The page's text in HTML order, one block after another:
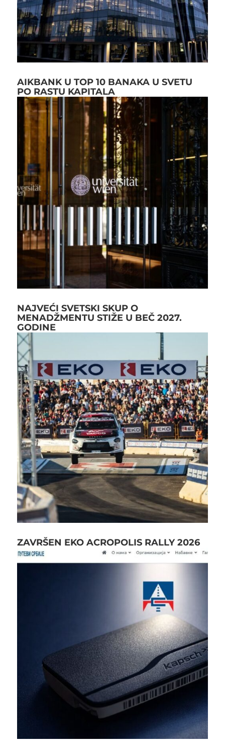
AIKBANK U TOP 10 BANAKA U SVETU
PO RASTU KAPITALA
NAJVEĆI SVETSKI SKUP O
MENADŽMENTU STIŽE U BEČ 2027.
GODINE
ZAVRŠEN EKO ACROPOLIS RALLY 2026